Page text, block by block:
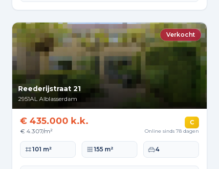
Verkocht
Reederijstraat 21
2951AL Alblasserdam
€ 435.000 k.k.
€ 4.307/m²
C
Online sinds 78 dagen
Woonoppervlakte
101 m² Perceeloppervlakte
155 m² Slaapkamers
4